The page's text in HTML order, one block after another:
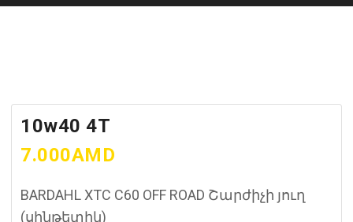
10w40 4T
7.000AMD
BARDAHL XTC C60 OFF ROAD Շարժիչի յուղ
(սինթետիկ)